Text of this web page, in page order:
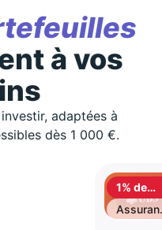
à vos
adaptées à
dès 1 000 €.
1% de